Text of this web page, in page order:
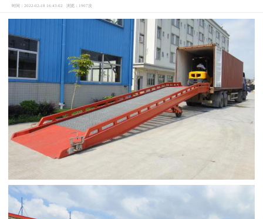
时间：2022-02-18 16:43:02 浏览：1907次